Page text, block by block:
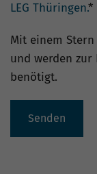
LEG Thüringen.*
Mit einem
und werden
benötigt.
Senden